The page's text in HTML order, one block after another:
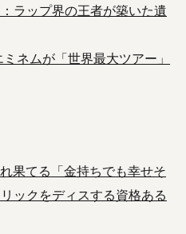
ラップ界の王者が築いた遺
ネムが「世界最大ツアー」
果てる「金持ちでも幸せそ
ックをディスする資格ある